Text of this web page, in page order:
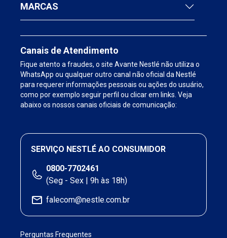
MARCAS
Canais de Atendimento
Fique atento a fraudes, o site Avante Nestlé não utiliza o
WhatsApp ou qualquer outro canal não oficial da Nestlé
para requerer informações pessoais ou ações do usuário,
como por exemplo seguir perfil ou clicar em links. Veja
abaixo os nossos canais oficiais de comunicação:
SERVIÇO NESTLÉ AO CONSUMIDOR
0800-7702461
(Seg - Sex | 9h às 18h)
falecom@nestle.com.br
Perguntas Frequentes